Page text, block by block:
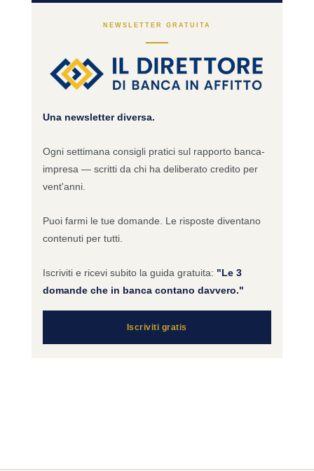
NEWSLETTER GRATUITA
Una newsletter diversa.
Ogni settimana consigli pratici sul rapporto banca-
impresa — scritti da chi ha deliberato credito per
vent'anni.
Puoi farmi le tue domande. Le risposte diventano
contenuti per tutti.
Iscriviti e ricevi subito la guida gratuita: "Le 3
domande che in banca contano davvero."
Iscriviti gratis